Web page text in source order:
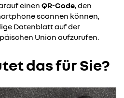
einenQR-Code, den
scannen können,
Datenblatt auf der
Union aufzurufen.
das für Sie?